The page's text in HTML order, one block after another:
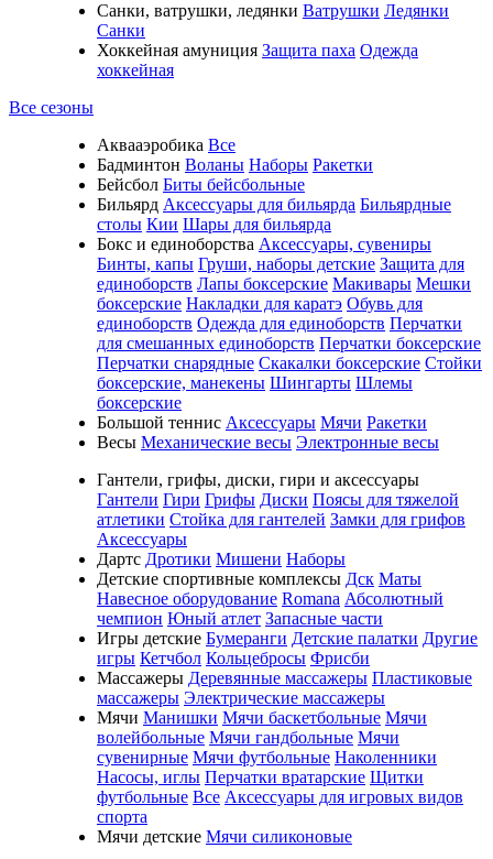
Санки, ватрушки, ледянки Ватрушки Ледянки
Санки
Хоккейная амуниция Защита паха Одежда
хоккейная
Все сезоны
Аквааэробика Все
Бадминтон Воланы Наборы Ракетки
Бейсбол Биты бейсбольные
Бильярд Аксессуары для бильярда Бильярдные
столы Кии Шары для бильярда
Бокс и единоборства Аксессуары, сувениры
Бинты, капы Груши, наборы детские Защита для
единоборств Лапы боксерские Макивары Мешки
боксерские Накладки для каратэ Обувь для
единоборств Одежда для единоборств Перчатки
для смешанных единоборств Перчатки боксерские
Перчатки снарядные Скакалки боксерские Стойки
боксерские, манекены Шингарты Шлемы
боксерские
Большой теннис Аксессуары Мячи Ракетки
Весы Механические весы Электронные весы
Гантели, грифы, диски, гири и аксессуары
Гантели Гири Грифы Диски Поясы для тяжелой
атлетики Стойка для гантелей Замки для грифов
Аксессуары
Дартс Дротики Мишени Наборы
Детские спортивные комплексы Дск Маты
Навесное оборудование Romana Абсолютный
чемпион Юный атлет Запасные части
Игры детские Бумеранги Детские палатки Другие
игры Кетчбол Кольцебросы Фрисби
Массажеры Деревянные массажеры Пластиковые
массажеры Электрические массажеры
Мячи Манишки Мячи баскетбольные Мячи
волейбольные Мячи гандбольные Мячи
сувенирные Мячи футбольные Наколенники
Насосы, иглы Перчатки вратарские Щитки
футбольные Все Аксессуары для игровых видов
спорта
Мячи детские Мячи силиконовые